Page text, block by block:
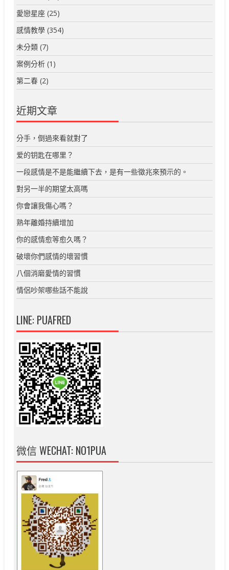
愛戀星座 (25)
感情教學 (354)
未分類 (7)
案例分析 (1)
第二春 (2)
近期文章
分手，倒過來看就對了
爱的钥匙在哪里？
一段感情是不是能繼續下去，是有一些徵兆來預示的。
對另一半的期望太高嗎
你會讓我傷心嗎？
熟年離婚持續增加
你的感情愈等愈久嗎？
破壞你們感情的壞習慣
八個消磨愛情的習慣
情侶吵架哪些話不能說
LINE: PUAFRED
微信 WECHAT: NO1PUA